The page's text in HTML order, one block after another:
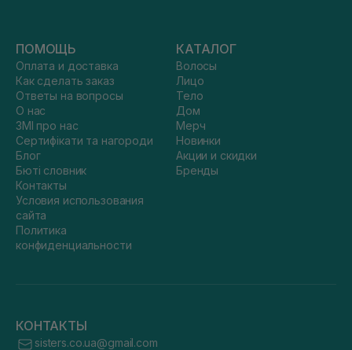
ПОМОЩЬ
Оплата и доставка
Как сделать заказ
Ответы на вопросы
О нас
ЗМІ про нас
Сертифікати та нагороди
Блог
Бюті словник
Контакты
Условия использования
сайта
Политика
конфиденциальности
КАТАЛОГ
Волосы
Лицо
Тело
Дом
Мерч
Новинки
Акции и скидки
Бренды
КОНТАКТЫ
sisters.co.ua@gmail.com